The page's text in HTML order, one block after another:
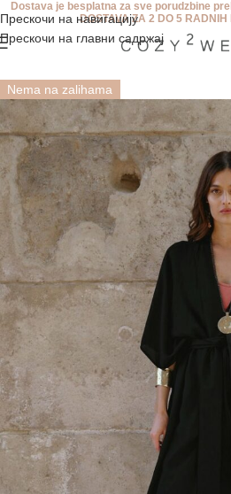
Прескочи на навигацију
Прескочи на главни садржај
Dostava je besplatna za sve porudzbine
DOSTAVA ZA 2 DO 5
Rasprodato SS / 26
Nema na zalihama